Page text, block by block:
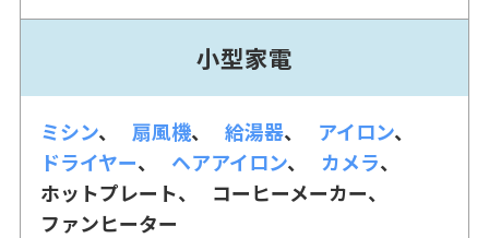
小型家電
ミシン 扇風機 給湯器
アイロン
ドライヤー
ヘアアイロン
カメラ
ホットプレート
コーヒーメーカー
ファンヒーター